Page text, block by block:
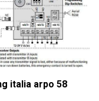
italia arpo 58